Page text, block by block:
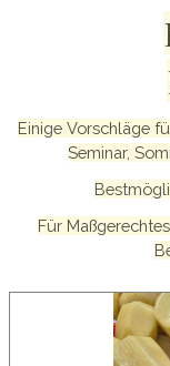
Einige Vorschläge
Seminar,
Für